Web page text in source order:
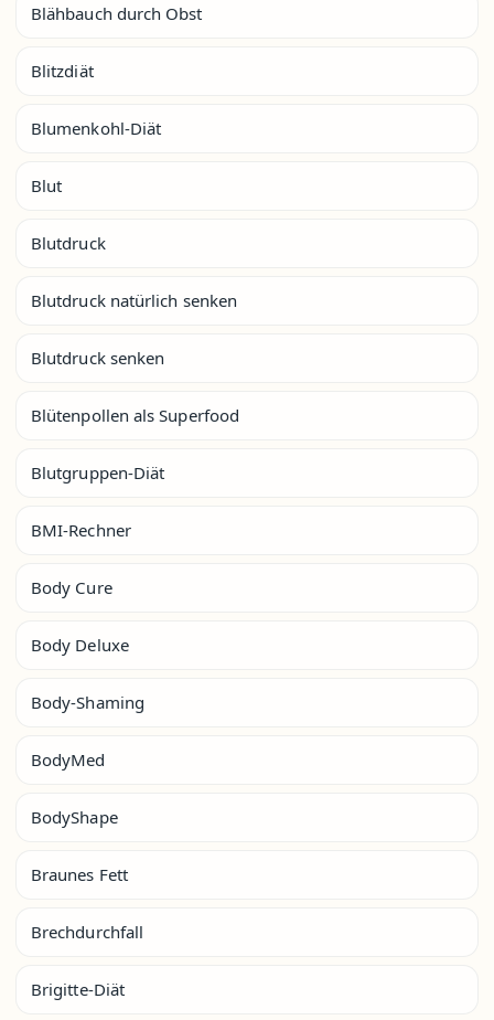
Blähbauch durch Obst
Blitzdiät
Blumenkohl-Diät
Blut
Blutdruck
Blutdruck natürlich senken
Blutdruck senken
Blütenpollen als Superfood
Blutgruppen-Diät
BMI-Rechner
Body Cure
Body Deluxe
Body-Shaming
BodyMed
BodyShape
Braunes Fett
Brechdurchfall
Brigitte-Diät